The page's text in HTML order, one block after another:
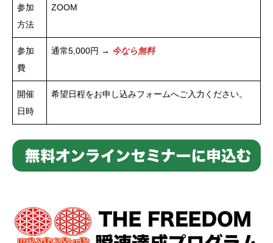
参加
方法
ZOOM
参加
費
通常5,000円 → 今なら無料
開催
日時
希望日程をお申し込みフォームへご入力ください。